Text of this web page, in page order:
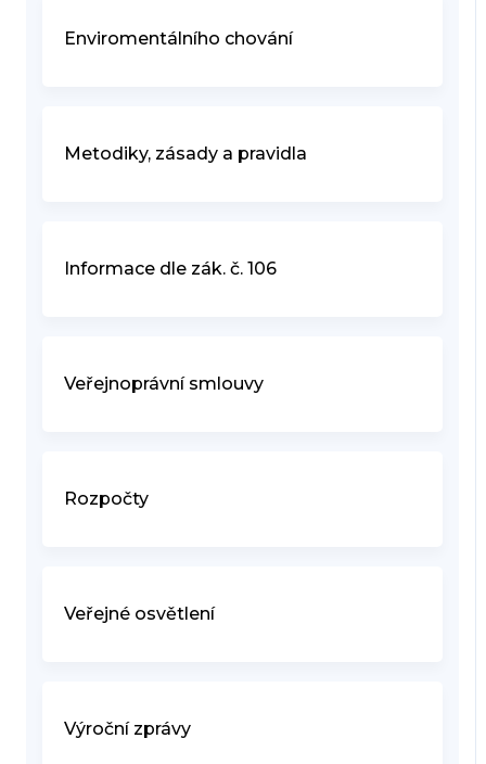
Enviromentálního chování
Metodiky, zásady a pravidla
Informace dle zák. č. 106
Veřejnoprávní smlouvy
Rozpočty
Veřejné osvětlení
Výroční zprávy